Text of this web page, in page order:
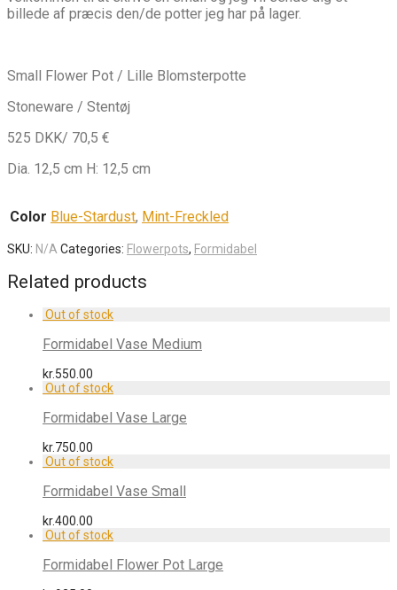
billede af præcis den/de potter jeg har på lager.
Small Flower Pot / Lille Blomsterpotte
Stoneware / Stentøj
525 DKK/ 70,5 €
Dia. 12,5 cm H: 12,5 cm
Color Blue-Stardust, Mint-Freckled
SKU: N/A Categories: Flowerpots, Formidabel
Related products
Formidabel Vase Medium
kr.550.00
Formidabel Vase Large
kr.750.00
Formidabel Vase Small
kr.400.00
Formidabel Flower Pot Large